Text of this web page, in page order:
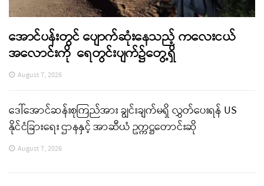
အောင်ပန်းတွင် ပျောက်ဆုံးနေသည့် ကလေးငယ်
အလောင်းကို ရေတွင်းပျက်၌တွေ့ရှိ
August 7, 2026
ဒေါ်အောင်ဆန်းစုကြည်အား ချွင်းချက်မရှိ လွှတ်ပေးရန် US
နိုင်ငံခြားရေး ဌာနနှင့် အာဆီယံ ဥက္ကဋ္ဌတောင်းဆို
August 7, 2026